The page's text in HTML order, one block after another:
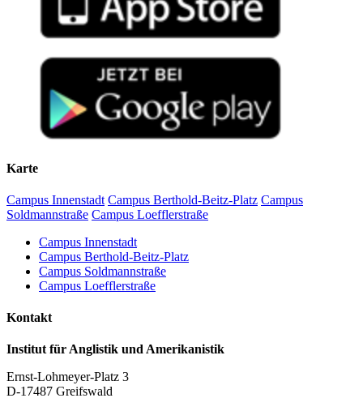
Karte
Campus Innenstadt Campus Berthold-Beitz-Platz Campus
Soldmannstraße Campus Loefflerstraße
Campus Innenstadt
Campus Berthold-Beitz-Platz
Campus Soldmannstraße
Campus Loefflerstraße
Kontakt
Institut für Anglistik und Amerikanistik
Ernst-Lohmeyer-Platz 3
D-17487 Greifswald